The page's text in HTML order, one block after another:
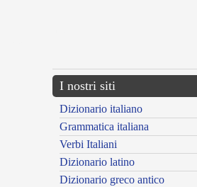
I nostri siti
Dizionario italiano
Grammatica italiana
Verbi Italiani
Dizionario latino
Dizionario greco antico